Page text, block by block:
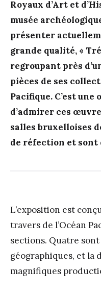
Royaux d’Art et
musée
présenter
grande qualité, «
regroupant près
pièces de ses
Pacifique. C’est
d’admirer ces
salles bruxelloises
de réfection et sont
L’exposition est
travers de l’Océan
sections. Quatre
géographiques, et la
magnifiques